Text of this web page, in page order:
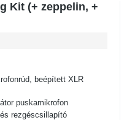
Kit (+ zeppelin, +
beépített XLR
puskamikrofon
rezgéscsillapító